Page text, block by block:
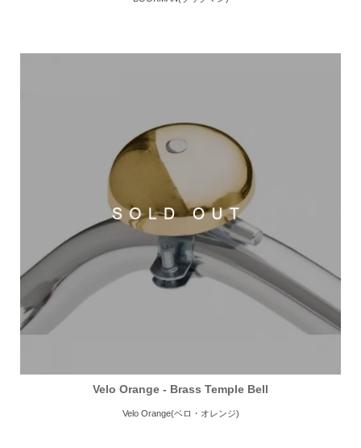
Velo Orange - Brass Temple Bell
Velo Orange(ベロ・オレンジ)